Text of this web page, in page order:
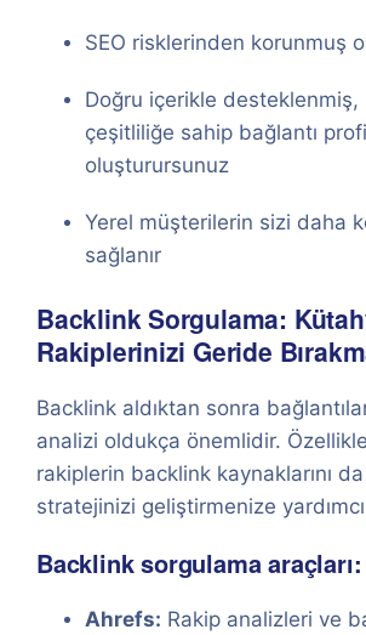
SEO risklerinden korunmuş
Doğru içerikle desteklenmiş,
çeşitliliğe sahip bağlantı
oluşturursunuz
Yerel müşterilerin sizi daha
sağlanır
Backlink Sorgulama:
Rakiplerinizi Geride
Backlink aldıktan sonra
analizi oldukça önemlidir.
rakiplerin backlink kaynaklarını
stratejinizi geliştirmenize
Backlink sorgulama araçları:
Ahrefs: Rakip analizleri ve